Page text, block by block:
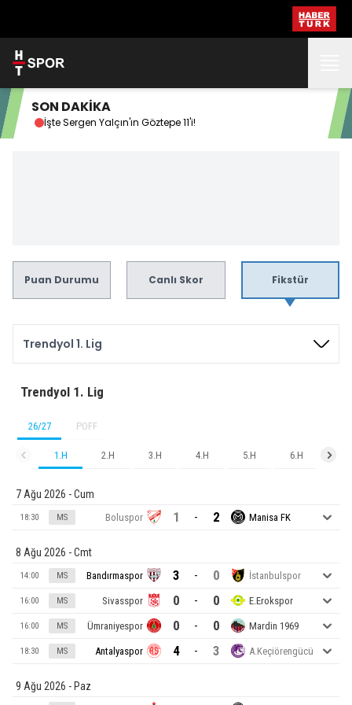
SON DAKİKA
İşte Sergen Yalçın'ın Göztepe 11'i!
Puan Durumu Canlı Skor Fikstür
Trendyol 1. Lig
26/27 POFF
1.H 2.H 3.H 4.H 5.H 6.H
7 Ağu 2026 - Cum
18:30 MS Boluspor 1 - 2 Manisa FK
8 Ağu 2026 - Cmt
14:00 MS Bandırmaspor 3 - 0 İstanbulspor
16:00 MS Sivasspor 0 - 0 E.Erokspor
16:00 MS Ümraniyespor 0 - 0 Mardin 1969
18:30 MS Antalyaspor 4 - 3 A.Keçiörengücü
9 Ağu 2026 - Paz